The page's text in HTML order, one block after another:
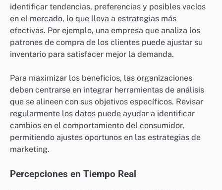
identificar tendencias, preferencias y posibles vacíos
en el mercado, lo que lleva a estrategias más
efectivas. Por ejemplo, una empresa que analiza los
patrones de compra de los clientes puede ajustar su
inventario para satisfacer mejor la demanda.
Para maximizar los beneficios, las organizaciones
deben centrarse en integrar herramientas de análisis
que se alineen con sus objetivos específicos. Revisar
regularmente los datos puede ayudar a identificar
cambios en el comportamiento del consumidor,
permitiendo ajustes oportunos en las estrategias de
marketing.
Percepciones en Tiempo Real